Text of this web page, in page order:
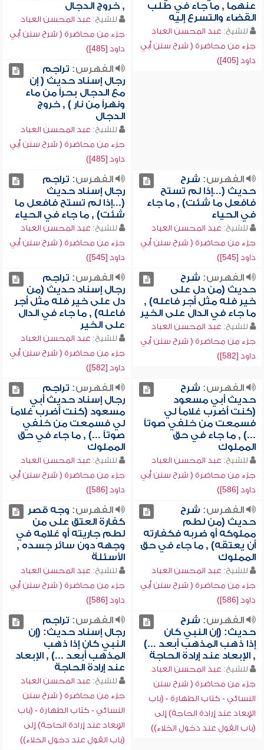
عنهما , ما جاء في طلب
القضاء والتسرع إليه
للشيخ: عبد المحسن العباد
جزء من محاضرة ( شرح سنن أبي
داود [405])
, خروج الدجال
للشيخ: عبد المحسن العباد
جزء من محاضرة ( شرح سنن أبي
داود [485])
الفهرس: تراجم
رجال إسناد حديث ( إن
مع الدجال بحراً من ماء
ونهراً من نار ) , خروج
الدجال
للشيخ: عبد المحسن العباد
جزء من محاضرة ( شرح سنن أبي
داود [485])
الفهرس: شرح
حديث (...إذا لم تستح
فافعل ما شئت) , ما جاء
في الحياء
للشيخ: عبد المحسن العباد
جزء من محاضرة ( شرح سنن أبي
داود [545])
الفهرس: تراجم
رجال إسناد حديث
(...إذا لم تستح فافعل ما
شئت) , ما جاء في الحياء
للشيخ: عبد المحسن العباد
جزء من محاضرة ( شرح سنن أبي
داود [545])
الفهرس: شرح
حديث (من دل على
خير فله مثل أجر فاعله) ,
ما جاء في الدال على الخير
للشيخ: عبد المحسن العباد
جزء من محاضرة ( شرح سنن أبي
داود [582])
الفهرس: تراجم
رجال إسناد حديث (من
دل على خير فله مثل أجر
فاعله) , ما جاء في الدال
على الخير
للشيخ: عبد المحسن العباد
جزء من محاضرة ( شرح سنن أبي
داود [582])
الفهرس: شرح
حديث أبي مسعود
(كنت أضرب غلاماً لي
فسمعت من خلفي صوتاً
...) , ما جاء في حق
المملوك
للشيخ: عبد المحسن العباد
جزء من محاضرة ( شرح سنن أبي
داود [586])
الفهرس: تراجم
رجال إسناد حديث أبي
مسعود (كنت أضرب غلاماً
لي فسمعت من خلفي
صوتاً ...) , ما جاء في حق
المملوك
للشيخ: عبد المحسن العباد
جزء من محاضرة ( شرح سنن أبي
داود [586])
الفهرس: شرح
حديث (من لطم
مملوكه أو ضربه فكفارته
أن يعتقه) , ما جاء في حق
المملوك
للشيخ: عبد المحسن العباد
جزء من محاضرة ( شرح سنن أبي
داود [586])
الفهرس: وجه قصر
كفارة العتق على من
لطم جاريته أو غلامه في
وجهه دون سائر جسده ,
الأسئلة
للشيخ: عبد المحسن العباد
جزء من محاضرة ( شرح سنن أبي
داود [586])
الفهرس: شرح
حديث: (إن النبي كان
إذا ذهب المذهب أبعد ...)
, الإبعاد عند إرادة الحاجة
للشيخ: عبد المحسن العباد
جزء من محاضرة ( شرح سنن
النسائي - كتاب الطهارة - (باب
الإبعاد عند إرادة الحاجة) إلى
(باب القول عند دخول الخلاء))
الفهرس: تراجم
رجال إسناد حديث: (إن
النبي كان إذا ذهب
المذهب أبعد ...) , الإبعاد
عند إرادة الحاجة
للشيخ: عبد المحسن العباد
جزء من محاضرة ( شرح سنن
النسائي - كتاب الطهارة - (باب
الإبعاد عند إرادة الحاجة) إلى
(باب القول عند دخول الخلاء))